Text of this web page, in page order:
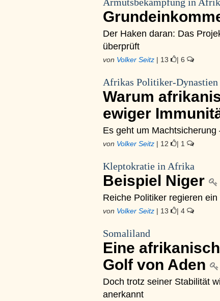
Armutsbekämpfung in
Der Haken daran: Das
überprüft
von Volker Seitz | 13 | 6
Afrikas Politiker-Dynastien
Warum
ewiger
Es geht um
von Volker Seitz | 12 | 1
Kleptokratie in Afrika
Beispiel Niger
Reiche Politiker regieren
von Volker Seitz | 13 | 4
Somaliland
Eine
Golf von Aden
Doch trotz seiner Stabilität
anerkannt